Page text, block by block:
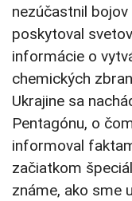
nezúčastnil
poskytoval
informácie o
chemických
Ukrajine sa
Pentagónu, o
informoval
začiatkom
známe, ako sme